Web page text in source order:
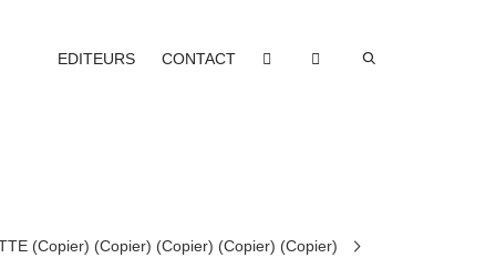
EDITEURS CONTACT
(Copier) (Copier) (Copier) (Copier) (Copier)